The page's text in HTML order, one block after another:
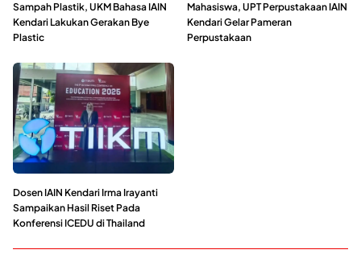
Sampah Plastik, UKM Bahasa IAIN
Kendari Lakukan Gerakan Bye
Plastic
Mahasiswa, UPT Perpustakaan IAIN
Kendari Gelar Pameran
Perpustakaan
Dosen IAIN Kendari Irma Irayanti
Sampaikan Hasil Riset Pada
Konferensi ICEDU di Thailand